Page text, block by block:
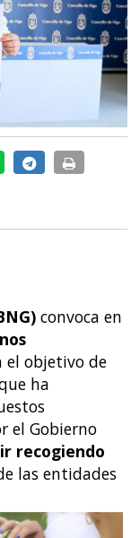
convoca en
el objetivo de
ha
el Gobierno
recogiendo
las entidades